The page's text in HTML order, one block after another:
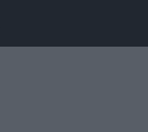
Serie C -